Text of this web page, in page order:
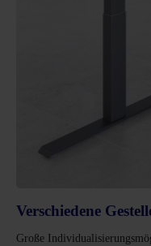
Verschiedene
Große